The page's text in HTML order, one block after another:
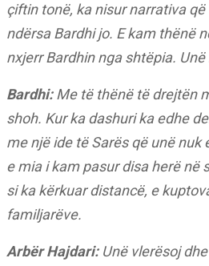
çiftin tonë, ka nisur narrativa
ndërsa Bardhi jo. E kam thënë
nxjerr Bardhin nga shtëpia.
Bardhi: Me të thënë të drejtën
shoh. Kur ka dashuri ka edhe
me një ide të Sarës që unë
e mia i kam pasur disa herë në
si ka kërkuar distancë, e
familjarëve.
Arbër Hajdari:Unë vlerësoj